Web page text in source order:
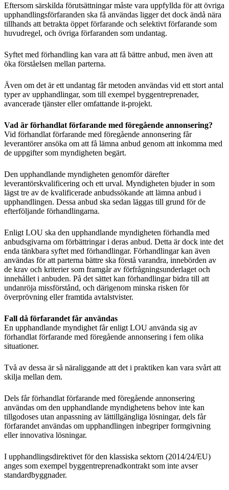
Eftersom särskilda förutsättningar måste vara uppfyllda för att övriga
upphandlingsförfaranden ska få användas ligger det dock ändå nära
tillhands att betrakta öppet förfarande och selektivt förfarande som
huvudregel, och övriga förfaranden som undantag.
Syftet med förhandling kan vara att få bättre anbud, men även att
öka förståelsen mellan parterna.
Även om det är ett undantag får metoden användas vid ett stort antal
typer av upphandlingar, som till exempel byggentreprenader,
avancerade tjänster eller omfattande it-projekt.
Vad är förhandlat förfarande med föregående annonsering?
Vid förhandlat förfarande med föregående annonsering får
leverantörer ansöka om att få lämna anbud genom att inkomma med
de uppgifter som myndigheten begärt.
Den upphandlande myndigheten genomför därefter
leverantörskvalificering och ett urval. Myndigheten bjuder in som
lägst tre av de kvalificerade anbudssökande att lämna anbud i
upphandlingen. Dessa anbud ska sedan läggas till grund för de
efterföljande förhandlingarna.
Enligt LOU ska den upphandlande myndigheten förhandla med
anbudsgivarna om förbättringar i deras anbud. Detta är dock inte det
enda tänkbara syftet med förhandlingar. Förhandlingar kan även
användas för att parterna bättre ska förstå varandra, innebörden av
de krav och kriterier som framgår av förfrågningsunderlaget och
innehållet i anbuden. På det sättet kan förhandlingar bidra till att
undanröja missförstånd, och därigenom minska risken för
överprövning eller framtida avtalstvister.
Fall då förfarandet får användas
En upphandlande myndighet får enligt LOU använda sig av
förhandlat förfarande med föregående annonsering i fem olika
situationer.
Två av dessa är så näraliggande att det i praktiken kan vara svårt att
skilja mellan dem.
Dels får förhandlat förfarande med föregående annonsering
användas om den upphandlande myndighetens behov inte kan
tillgodoses utan anpassning av lättillgängliga lösningar, dels får
förfarandet användas om upphandlingen inbegriper formgivning
eller innovativa lösningar.
I upphandlingsdirektivet för den klassiska sektorn (2014/24/EU)
anges som exempel byggentreprenadkontrakt som inte avser
standardbyggnader.